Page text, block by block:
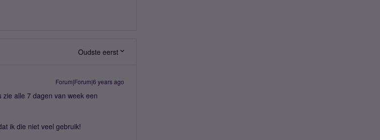
Oudste eerst
Forum|Forum|6 years ago
alle 7 dagen van week een
ik die niet veel gebruik!